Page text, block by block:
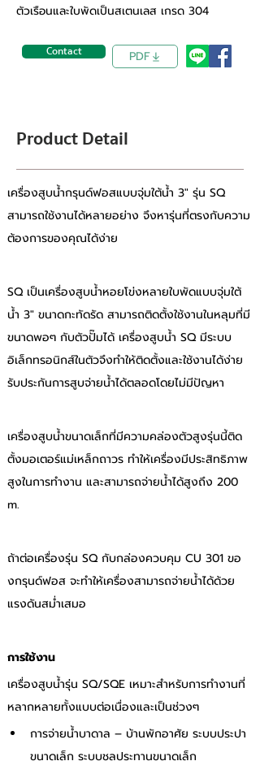
ตัวเรือนและใบพัดเป็นสเตนเลส เกรด 304
Contact PDF
Product Detail
เครื่องสูบน้ำกรุนด์ฟอสแบบจุ่มใต้น้ำ 3" รุ่น SQ
สามารถใช้งานได้หลายอย่าง จึงหารุ่นที่ตรงกับความ
ต้องการของคุณได้ง่าย
SQ เป็นเครื่องสูบน้ำหอยโข่งหลายใบพัดแบบจุ่มใต้
น้ำ 3" ขนาดกะทัดรัด สามารถติดตั้งใช้งานในหลุมที่มี
ขนาดพอๆ กับตัวปั๊มได้ เครื่องสูบน้ำ SQ มีระบบ
อิเล็กทรอนิกส์ในตัวจึงทำให้ติดตั้งและใช้งานได้ง่าย
รับประกันการสูบจ่ายน้ำได้ตลอดโดยไม่มีปัญหา
เครื่องสูบน้ำขนาดเล็กที่มีความคล่องตัวสูงรุ่นนี้ติด
ตั้งมอเตอร์แม่เหล็กถาวร ทำให้เครื่องมีประสิทธิภาพ
สูงในการทำงาน และสามารถจ่ายน้ำได้สูงถึง 200
m.
ถ้าต่อเครื่องรุ่น SQ กับกล่องควบคุม CU 301 ขอ
งกรุนด์ฟอส จะทำให้เครื่องสามารถจ่ายน้ำได้ด้วย
แรงดันสม่ำเสมอ
การใช้งาน
เครื่องสูบน้ำรุ่น SQ/SQE เหมาะสำหรับการทำงานที่
หลากหลายทั้งแบบต่อเนื่องและเป็นช่วงๆ
การจ่ายน้ำบาดาล – บ้านพักอาศัย ระบบประปา
ขนาดเล็ก ระบบชลประทานขนาดเล็ก